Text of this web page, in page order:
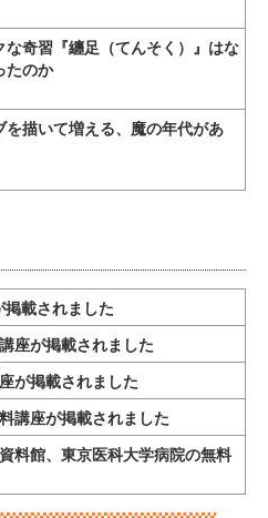
な奇習『纏足（てんそく）』はな
たのか
を描いて増える、魔の年代があ
載されました
座が掲載されました
が掲載されました
講座が掲載されました
館、東京医科大学病院の無料